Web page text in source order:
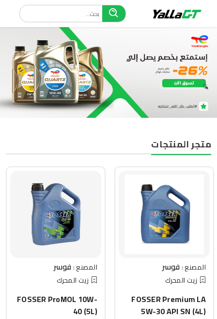
متجر المنتجات
المصنع :فوسر
زيت المحرك
FOSSER Premium LA
5W-30 API SN (4L)
المصنع :فوسر
زيت المحرك
FOSSER ProMOL 10W-
40 (5L)